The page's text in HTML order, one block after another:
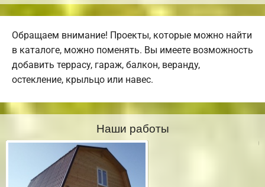
Обращаем внимание! Проекты, которые можно найти
в каталоге, можно поменять. Вы имеете возможность
добавить террасу, гараж, балкон, веранду,
остекление, крыльцо или навес.
Наши работы